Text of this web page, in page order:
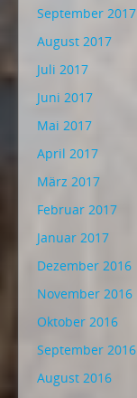
September 2017
August 2017
Juli 2017
Juni 2017
Mai 2017
April 2017
März 2017
Februar 2017
Januar 2017
Dezember 2016
November 2016
Oktober 2016
September 2016
August 2016